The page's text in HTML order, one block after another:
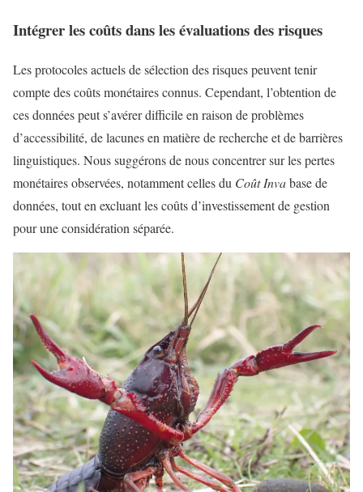
Intégrer les coûts dans les évaluations des risques
Les protocoles actuels de sélection des risques peuvent tenir
compte des coûts monétaires connus. Cependant, l’obtention de
ces données peut s’avérer difficile en raison de problèmes
d’accessibilité, de lacunes en matière de recherche et de barrières
linguistiques. Nous suggérons de nous concentrer sur les pertes
monétaires observées, notamment celles du Coût Invabase de
données, tout en excluant les coûts d’investissement de gestion
pour une considération séparée.